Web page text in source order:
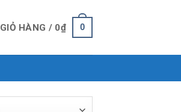
GIỎ HÀNG / 0₫ 0